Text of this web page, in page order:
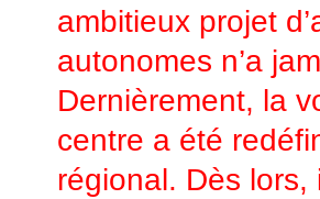
ambitieux projet
autonomes n’a
Dernièrement, la
centre a été
régional. Dès